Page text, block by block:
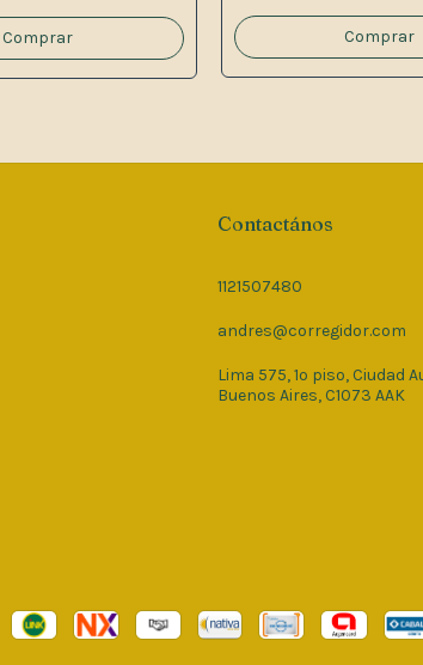
Contactános
1121507480
andres@corregidor.com
Lima 575, 1º piso, Ciudad
Buenos Aires, C1073 AAK